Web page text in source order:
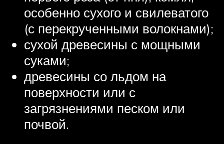
особенно сухого и свилеватого
(с перекрученными волокнами);
сухой древесины с мощными
суками;
древесины со льдом на
поверхности или с
загрязнениями песком или
почвой.